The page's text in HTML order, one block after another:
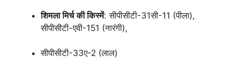
शिमला मिर्च की किस्में: सीपीसीटी-31सी-11 (पीला),
सीपीसीटी-एवी-151 (नारंगी),
सीपीसीटी-33ए-2 (लाल)